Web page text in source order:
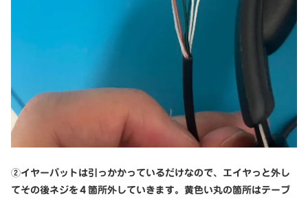
②イヤーパットは引っかかっているだけなので、エイヤっと外し
てその後ネジを４箇所外していきます。黄色い丸の箇所はテープ